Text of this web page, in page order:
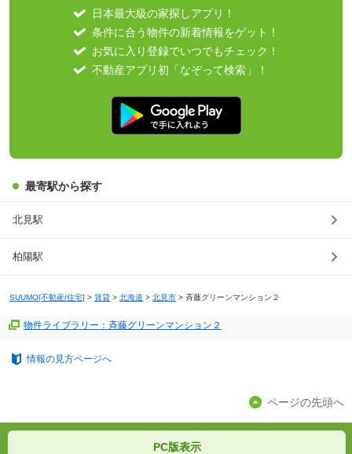
日本最大級の家探しアプリ！
条件に合う物件の新着情報をゲット！
お気に入り登録でいつでもチェック！
不動産アプリ初「なぞって検索」！
最寄駅から探す
北見駅
柏陽駅
SUUMO[不動産/住宅] > 賃貸 > 北海道 > 北見市 > 斉藤グリーンマンション２
物件ライブラリー：斉藤グリーンマンション２
情報の見方ページへ
ページの先頭へ
PC版表示